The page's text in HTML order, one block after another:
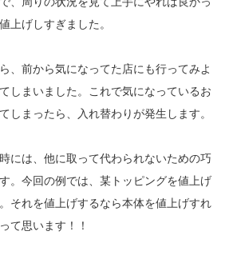
上げしすぎました。
、前から気になってた店にも行ってみよ
しまいました。これで気になっているお
しまったら、入れ替わりが発生します。
には、他に取って代わられないための巧
。今回の例では、某トッピングを値上げ
それを値上げするなら本体を値上げすれ
て思います！！